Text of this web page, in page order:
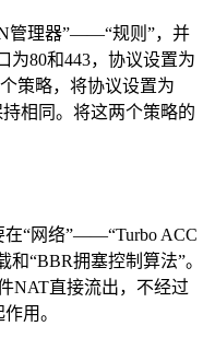
管理器”——“规则”，并
为80和443，协议设置为
策略，将协议设置为
相同。将这两个策略的
在“网络”——“Turbo ACC
“BBR拥塞控制算法”。
NAT直接流出，不经过
用。